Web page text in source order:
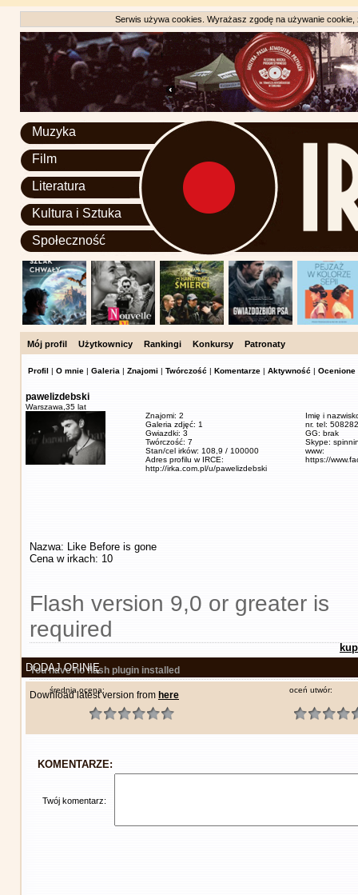
Serwis używa cookies. Wyrażasz zgodę na używanie
Muzyka
Film
Literatura
Kultura i Sztuka
Społeczność
Mój profil Użytkownicy Rankingi Konkursy Patronaty
Profil | O mnie | Galeria | Znajomi | Twórczość | Komentarze | Aktywność | Ocenione
pawelizdebski
Warszawa, 35 lat
Znajomi: 2
Galeria zdjęć: 1
Gwiazdki: 3
Twórczość: 7
Stan/cel irków: 108,9 / 100000
Adres profilu w IRCE:
http://irka.com.pl/u/pawelizdebski
Imię i
nr. tel:
GG: brak
Skype:
www:
https://
Nazwa: Like Before is gone
Cena w irkach: 10
Flash version 9,0 or greater is
required
You have no flash plugin installed
Download latest version from here
DODAJ OPINIĘ
średnia ocena: oceń utwór:
KOMENTARZE:
Twój komentarz: